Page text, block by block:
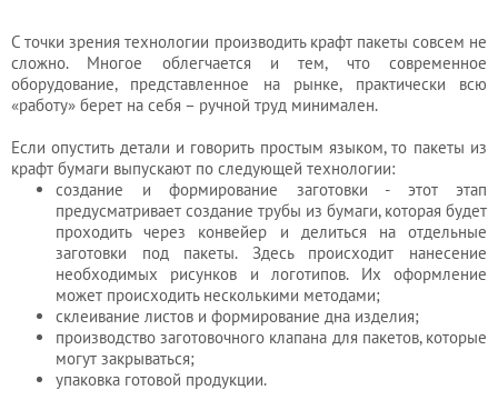
С точки зрения технологии производить крафт пакеты совсем не
сложно. Многое облегчается и тем, что современное
оборудование, представленное на рынке, практически всю
«работу» берет на себя – ручной труд минимален.
Если опустить детали и говорить простым языком, то пакеты из
крафт бумаги выпускают по следующей технологии:
создание и формирование заготовки - этот этап
предусматривает создание трубы из бумаги, которая будет
проходить через конвейер и делиться на отдельные
заготовки под пакеты. Здесь происходит нанесение
необходимых рисунков и логотипов. Их оформление
может происходить несколькими методами;
склеивание листов и формирование дна изделия;
производство заготовочного клапана для пакетов, которые
могут закрываться;
упаковка готовой продукции.